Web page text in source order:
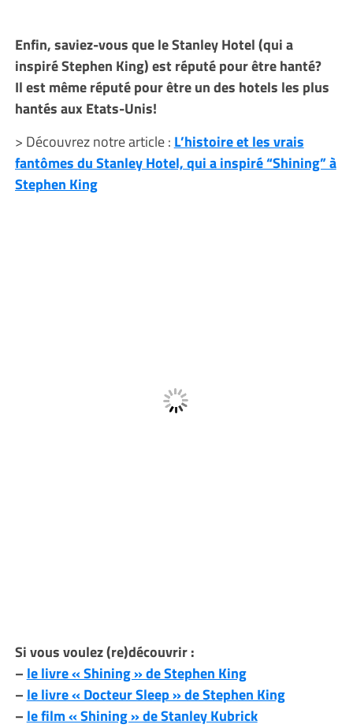
Enfin, saviez-vous que le Stanley Hotel (qui a
inspiré Stephen King) est réputé pour être hanté?
Il est même réputé pour être un des hotels les plus
hantés aux Etats-Unis!
> Découvrez notre article : L’histoire et les vrais
fantômes du Stanley Hotel, qui a inspiré “Shining” à
Stephen King
Si vous voulez (re)découvrir :
– le livre « Shining » de Stephen King
– le livre « Docteur Sleep » de Stephen King
– le film « Shining » de Stanley Kubrick